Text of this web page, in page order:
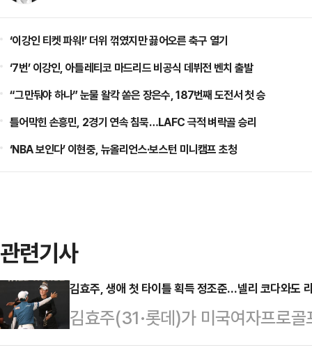
‘이강인 티켓 파워!’ 더위 꺾였지만 끓어오른 축구 열기
‘7번’ 이강인, 아틀레티코 마드리드 비공식 데뷔전 벤치 출발
“그만둬야 하나” 눈물 왈칵 쏟은 장은수, 187번째 도전서 첫 승
틀어막힌 손흥민, 2경기 연속 침묵…LAFC 극적 벼락골 승리
‘NBA 보인다’ 이현중, 뉴올리언스·보스턴 미니캠프 초청
관련기사
김효주, 생애 첫 타이틀 획득 정조준…넬리 코다와도
김효주(31·롯데)가 미국여자프로
생애 첫 타이틀 획득을 정조준하고